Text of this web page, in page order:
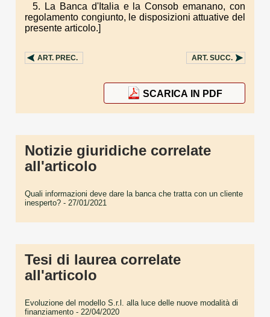
5. La Banca d'Italia e la Consob emanano, con
regolamento congiunto, le disposizioni attuative del
presente articolo.]
ART. PREC. ART. SUCC.
SCARICA IN PDF
Notizie giuridiche correlate
all'articolo
Quali informazioni deve dare la banca che tratta con un cliente
inesperto? - 27/01/2021
Tesi di laurea correlate
all'articolo
Evoluzione del modello S.r.l. alla luce delle nuove modalità di
finanziamento - 22/04/2020